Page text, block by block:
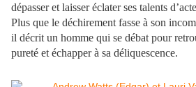
dépasser et laisser éclater ses talents
Plus que le déchirement fasse à son
il décrit un homme qui se débat pour
pureté et échapper à sa déliquescence.